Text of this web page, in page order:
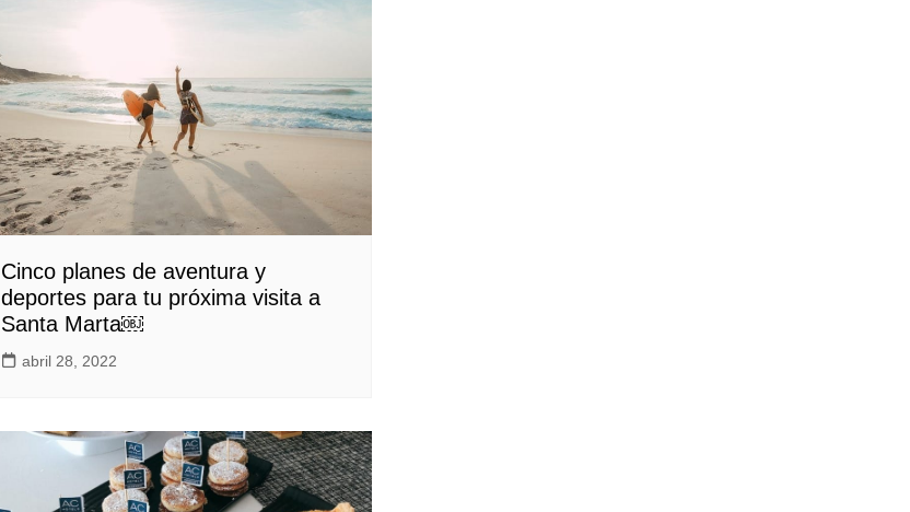
Cinco planes de aventura y
deportes para tu próxima visita a
Santa Marta￼
abril 28, 2022